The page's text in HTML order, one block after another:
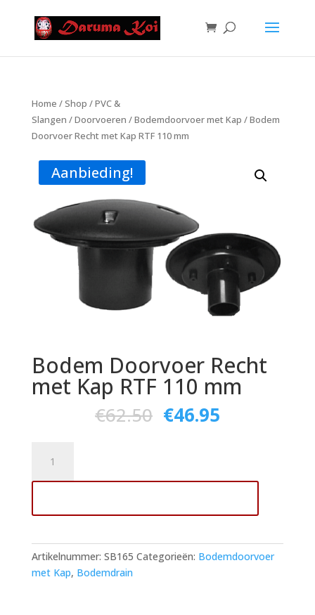
Home /Shop /PVC &
Slangen /Doorvoeren /Bodemdoorvoer met Kap / Bodem
Doorvoer Recht met Kap RTF 110 mm
Aanbieding!
Bodem Doorvoer Recht
met Kap RTF 110 mm
€62.50 €46.95
Doorvoer
Recht
Kap
110
mm
aantal
Artikelnummer: SB165 Categorieën: Bodemdoorvoer
met Kap, Bodemdrain